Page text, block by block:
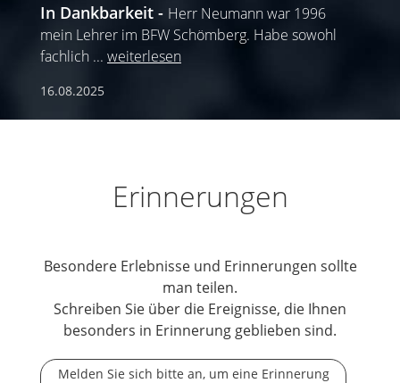
In Dankbarkeit
Herr Neumann war 1996
mein Lehrer im BFW Schömberg. Habe sowohl
fachlich ... weiterlesen
16.08.2025
Erinnerungen
Besondere Erlebnisse und Erinnerungen sollte
man teilen.
Schreiben Sie über die Ereignisse, die Ihnen
besonders in Erinnerung geblieben sind.
Melden Sie sich bitte an, um eine Erinnerung